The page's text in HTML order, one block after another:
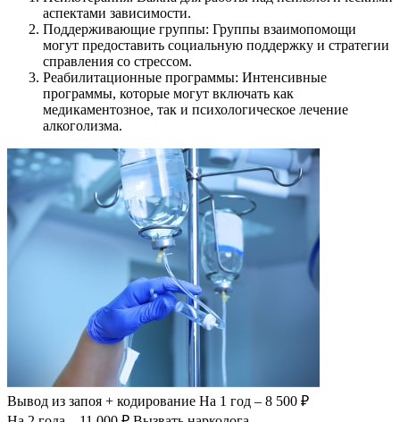
аспектами зависимости.
Поддерживающие группы: Группы взаимопомощи
могут предоставить социальную поддержку и стратегии
справления со стрессом.
Реабилитационные программы: Интенсивные
программы, которые могут включать как
медикаментозное, так и психологическое лечение
алкоголизма.
Вывод из запоя + кодирование На 1 год – 8 500 ₽